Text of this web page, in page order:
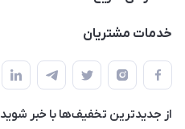
حساب کاربری
لیست محصولات
درباره ما
خدمات مشتریان
قوانین و مقررات
حریم خصوصی
راهنما
از جدید‌ترین تخفیف‌ها با‌ خبر شوید